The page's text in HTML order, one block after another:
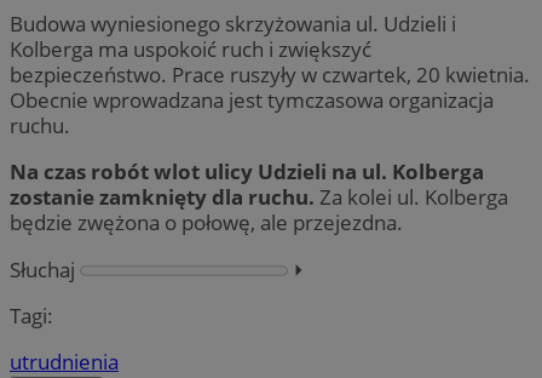
Budowa wyniesionego skrzyżowania ul. Udzieli i
Kolberga ma uspokoić ruch i zwiększyć
bezpieczeństwo. Prace ruszyły w czwartek, 20 kwietnia.
Obecnie wprowadzana jest tymczasowa organizacja
ruchu.
Na czas robót wlot ulicy Udzieli na ul. Kolberga
zostanie zamknięty dla ruchu. Za kolei ul. Kolberga
będzie zwężona o połowę, ale przejezdna.
Słuchaj
⏵︎
Tagi:
utrudnienia